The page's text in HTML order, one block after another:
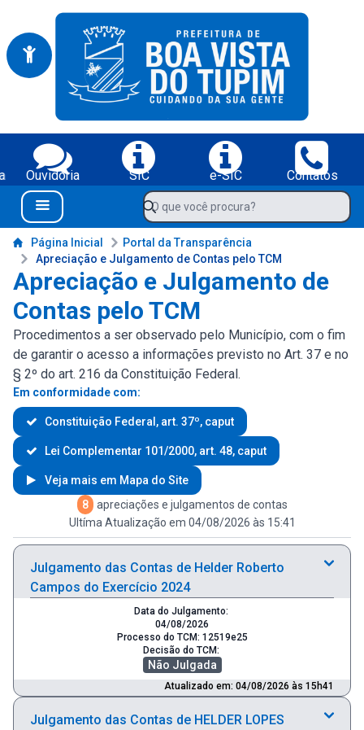
Portal da Prefeitura Municipal de Boa Vista do Tupim-BA
Serviços da Prefeitura Municipal de Boa Vista do Tupim-BA;
Ouvidoria SIC e-SIC
Contatos
Navegue pelo portal da Prefeitura de Boa Vista do Tupim-BA
Menu Bar
O que você procura?
Conteúdo da Prefeitura de Boa Vista do Tupim-BA
Página Inicial
Portal da Transparência
Apreciação e Julgamento de Contas pelo TCM
Apreciação e Julgamento de
Contas pelo TCM
Procedimentos a ser observado pelo Município, com o fim
de garantir o acesso a informações previsto no Art. 37 e no
§ 2º do art. 216 da Constituição Federal.
Em conformidade com:
Constituição Federal, art. 37º, caput
Lei Complementar 101/2000, art. 48, caput
Veja mais em Mapa do Site
8
apreciações e julgamentos de contas
Ultíma Atualização em 04/08/2026 às 15:41
Julgamento das Contas de Helder Roberto
Campos do Exercício 2024
Data do Julgamento:
04/08/2026
Processo do TCM: 12519e25
Decisão do TCM:
Não Julgada
Atualizado em: 04/08/2026 às 15h41
Julgamento das Contas de HELDER LOPES